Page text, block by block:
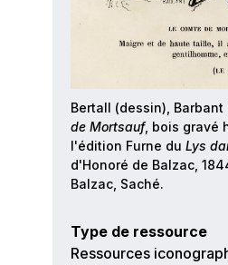
Bertall (dessin), Barbant
de Mortsauf, bois gravé
l'édition Furne du Lys
d'Honoré de Balzac,
Balzac, Saché.
Type de ressource
Ressources